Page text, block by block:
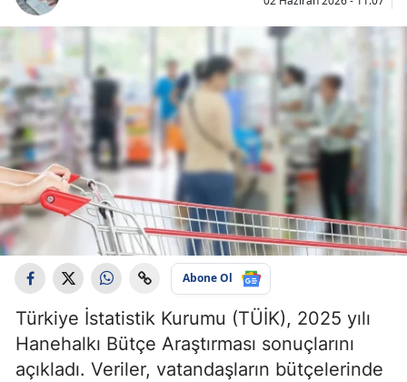
Abone Ol
Türkiye İstatistik Kurumu (TÜİK), 2025 yılı
Hanehalkı Bütçe Araştırması sonuçlarını
açıkladı. Veriler, vatandaşların bütçelerinde